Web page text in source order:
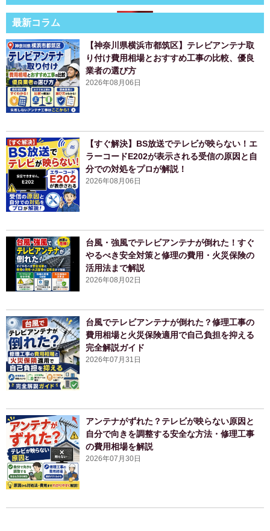
最新コラム
【神奈川県横浜市都筑区】テレビアンテナ取
り付け費用相場とおすすめ工事の比較、優良
業者の選び方
2026年08月06日
【すぐ解決】BS放送でテレビが映らない！エ
ラーコードE202が表示される受信の原因と自
分での対処をプロが解説！
2026年08月06日
台風・強風でテレビアンテナが倒れた！すぐ
やるべき安全対策と修理の費用・火災保険の
活用法まで解説
2026年08月02日
台風でテレビアンテナが倒れた？修理工事の
費用相場と火災保険適用で自己負担を抑える
完全解説ガイド
2026年07月31日
アンテナがずれた？テレビが映らない原因と
自分で向きを調整する安全な方法・修理工事
の費用相場を解説
2026年07月30日